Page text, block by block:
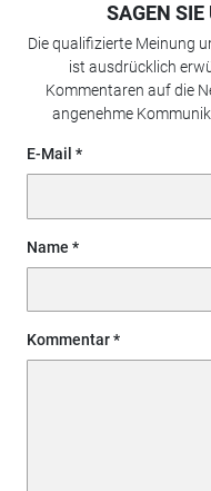
SAGEN
Die qualifizierte Meinung
ist ausdrücklich
Kommentaren auf die
angenehme
E-Mail
Name
Kommentar